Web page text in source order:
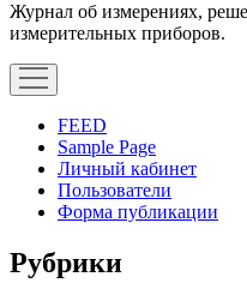
Журнал об измерениях,
измерительных приборов.
открыть
меню
FEED
Sample Page
Личный кабинет
Пользователи
Форма публикации
Сайдбар
Рубрики